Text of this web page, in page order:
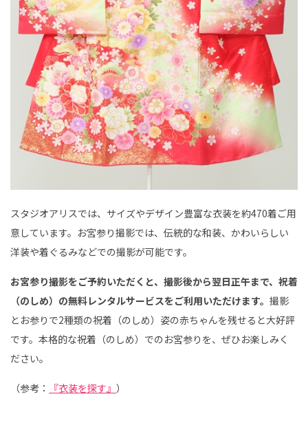
スタジオアリスでは、サイズやデザイン豊富な衣装を約470着ご用
意しています。お宮参り撮影では、伝統的な和装、かわいらしい
洋装や着ぐるみなどでの撮影が可能です。
お宮参り撮影をご予約いただくと、撮影後から翌日正午まで、祝着
（のしめ）の無料レンタルサービスをご利用いただけます。 撮影
とお参りで2種類の祝着（のしめ）姿の赤ちゃんを残せると大好評
です。本格的な祝着（のしめ）でのお宮参りを、ぜひお楽しみく
ださい。
（参考： 『衣装を探す』 ）